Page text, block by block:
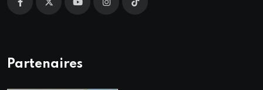
Partenaires